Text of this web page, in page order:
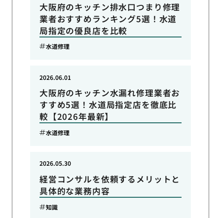
大阪府のキッチン排水口つまり修理
業者おすすめランキング5選！水道
局指定の優良店を比較
水道修理
大阪府のキッチン水漏れ修理業者お
すすめ5選！水道局指定店を徹底比
較【2026年最新】
2026.06.01
水道修理
経営コンサルを依頼するメリットと
具体的な業務内容
2026.05.30
知識